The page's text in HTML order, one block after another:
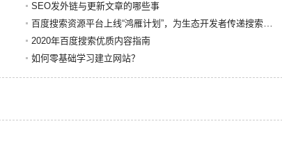
SEO发外链与更新文章的哪些事
2020年百度搜索优质内容指南
如何零基础学习建立网站？